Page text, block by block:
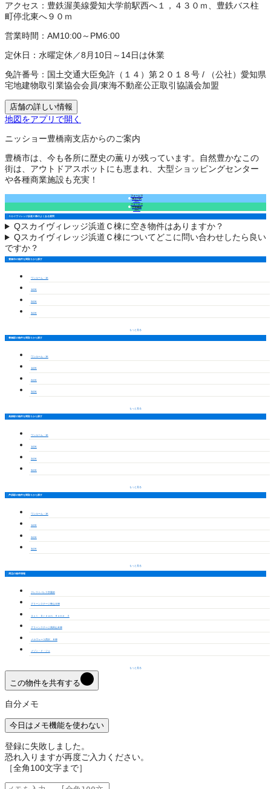
アクセス： 豊鉄渥美線愛知大学前駅西へ１，４３０ｍ、豊鉄バス柱
町停北東へ９０ｍ
営業時間： AM10:00～PM6:00
定休日： 水曜定休／8月10日～14日は休業
免許番号： 国土交通大臣免許（１４）第２０１８号 /
（公社）愛知県
宅地建物取引業協会会員/東海不動産公正取引協議会加盟
店舗の詳しい情報
地図をアプリで開く
ニッショー豊橋南支店からのご案内
豊橋市は、今も各所に歴史の薫りが残っています。自然豊かなこの
街は、アウトドアスポットにも恵まれ、大型ショッピングセンター
や各種商業施設も充実！
フォームで
来店予約
（無料）
フォームで
空室確認
（無料）
スカイヴィレッジ浜道Ｃ棟のよくある質問
Qスカイヴィレッジ浜道Ｃ棟に空き物件はありますか？
Qスカイヴィレッジ浜道Ｃ棟についてどこに問い合わせしたら良い
ですか？
豊橋市の物件を間取りから探す
ワンルーム・1K
1LDK
2LDK
3LDK
もっと見る
豊橋駅の物件を間取りから探す
ワンルーム・1K
1LDK
2LDK
3LDK
もっと見る
高師駅の物件を間取りから探す
ワンルーム・1K
1LDK
2LDK
3LDK
もっと見る
芦原駅の物件を間取りから探す
ワンルーム・1K
1LDK
2LDK
3LDK
もっと見る
周辺の物件情報
クレストパレス学園前
グリーンステージ東山Ｄ棟
Ａｃｔ Ｄｒｅａｍ Ｈｏｍｅ Ⅱ
グリーンステージ高田山Ｂ棟
メルヴェーユ西沢 Ｂ棟
メゾン・ド・ジェ
もっと見る
この物件を共有する
自分メモ
今日はメモ機能を使わない
登録に失敗しました。
恐れ入りますが再度ご入力ください。
［全角100文字まで］